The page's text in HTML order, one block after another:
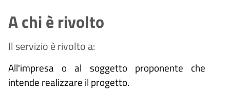
A chi è rivolto
Il servizio è rivolto a:
All'impresa o al soggetto proponente che
intende realizzare il progetto.